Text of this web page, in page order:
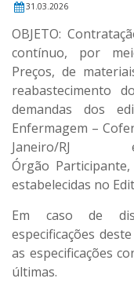
31.03.2026
OBJETO:
contínuo, por
Preços, de
reabastecimento
demandas dos
Enfermagem –
Janeiro/
Órgão
estabelecidas no
Em caso de
especificações
as especificações
últimas.